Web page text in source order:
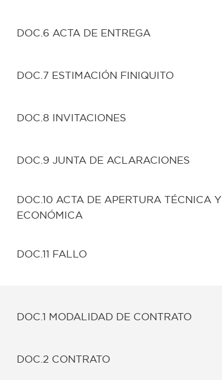
DOC.6 ACTA DE ENTREGA
DOC.7 ESTIMACIÓN FINIQUITO
DOC.8 INVITACIONES
DOC.9 JUNTA DE ACLARACIONES
DOC.10 ACTA DE APERTURA TÉCNICA Y
ECONÓMICA
DOC.11 FALLO
DOC.1 MODALIDAD DE CONTRATO
DOC.2 CONTRATO